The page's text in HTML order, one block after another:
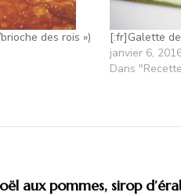
des rois »)
[:fr]Galette
janvier 6,
Dans
aux pommes, sirop